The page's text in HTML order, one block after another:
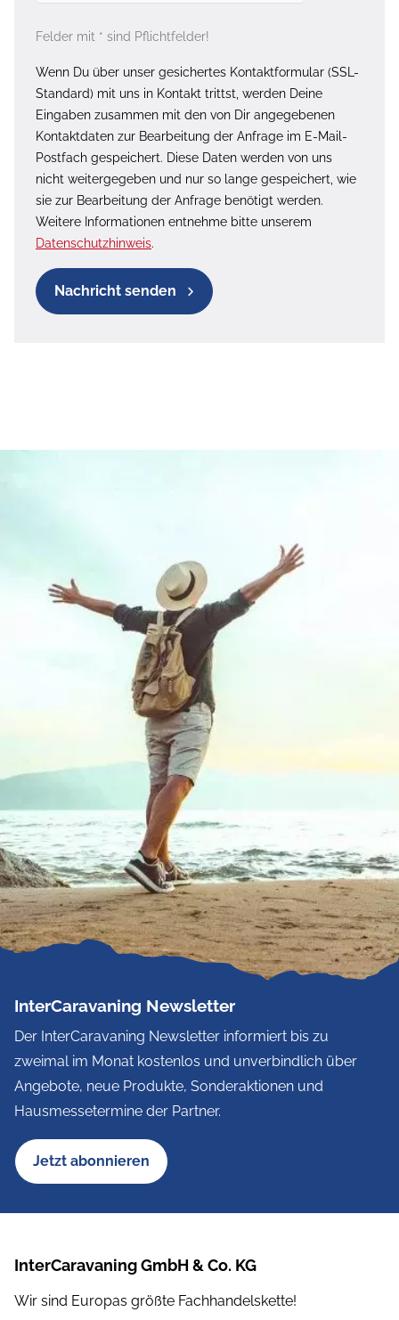
Felder mit * sind Pflichtfelder!
Wenn Du über unser gesichertes Kontaktformular (SSL-
Standard) mit uns in Kontakt trittst, werden Deine
Eingaben zusammen mit den von Dir angegebenen
Kontaktdaten zur Bearbeitung der Anfrage im E-Mail-
Postfach gespeichert. Diese Daten werden von uns
nicht weitergegeben und nur so lange gespeichert, wie
sie zur Bearbeitung der Anfrage benötigt werden.
Weitere Informationen entnehme bitte unserem
Datenschutzhinweis.
Nachricht senden
InterCaravaning Newsletter
Der InterCaravaning Newsletter informiert bis zu
zweimal im Monat kostenlos und unverbindlich über
Angebote, neue Produkte, Sonderaktionen und
Hausmessetermine der Partner.
Jetzt abonnieren
InterCaravaning GmbH & Co. KG
Wir sind Europas größte Fachhandelskette!